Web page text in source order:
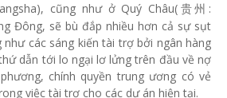
cũng như ở Quý Châu(贵州 :
Đông, sẽ bù đắp nhiều hơn cả sự sụt
như các sáng kiến tài trợ bởi ngân hàng
dẫn tới lo ngại lơ lửng trên đầu về nợ
chính quyền trung ương có vẻ
việc tài trợ cho các dự án hiện tại.